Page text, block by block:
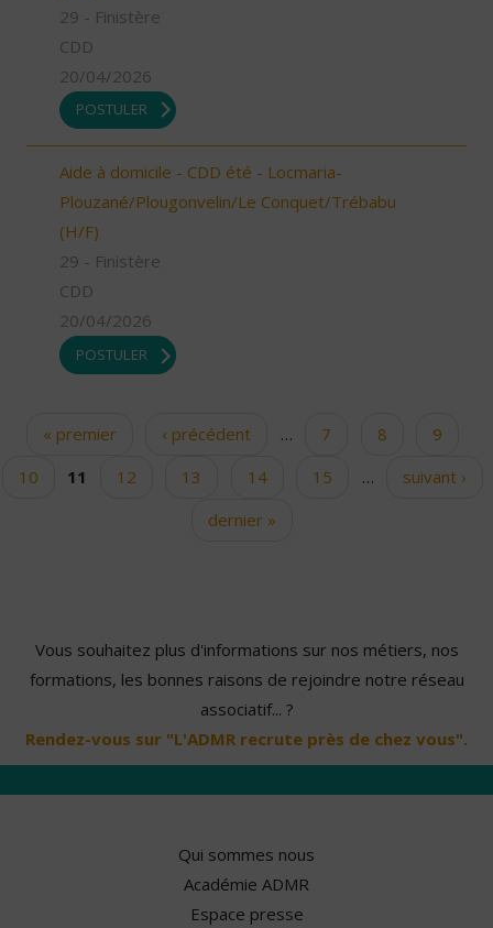
29 - Finistère
CDD
20/04/2026
POSTULER
Aide à domicile - CDD été - Locmaria-
Plouzané/Plougonvelin/Le Conquet/Trébabu
(H/F)
29 - Finistère
CDD
20/04/2026
POSTULER
Pages« premier ‹ précédent … 7 8
9
10
11 12 13 14 15 …
suivant ›
dernier »
Vous souhaitez plus d'informations sur nos métiers, nos
formations, les bonnes raisons de rejoindre notre réseau
associatif... ?
Rendez-vous sur "L'ADMR recrute près de chez vous".
Qui sommes nous
Académie ADMR
Espace presse